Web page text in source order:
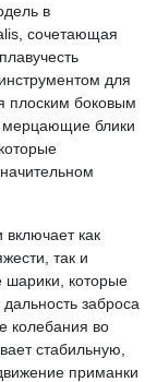
в
сочетающая
для
плоским боковым
мерцающие блики
включает как
так и
которые
заброса
колебания во
стабильную,
приманки